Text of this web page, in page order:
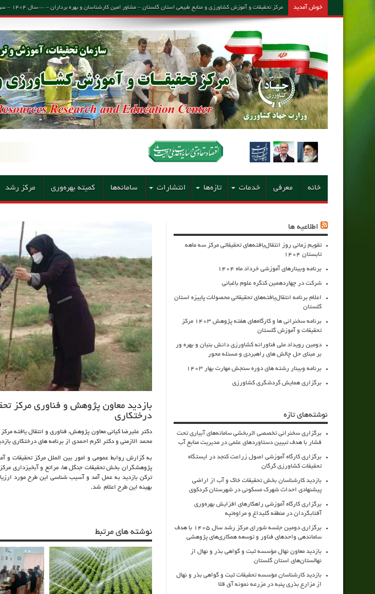
خوش آمدید مرکز تحقیقات و آموزش کشاورزی و منابع طبیعی استان گلستان – مشاور امین کارشناسان و بهره برداران – ***سال ۱۴۰۴ – سرمایه گذاری برای تولید***
خانه معرفی خدمات تازه‌ها انتشارات سامانه‌ها کمیته بهره‌وری مرکز رشد
بازدید معاون پژوهش و فناوری مرکز
درختکاری
دکتر علیرضا کیانی معاون پژوهش، فناوری و انتقال­ یافته
محمد الازمنی و دکتر اکرم احمدی از برنامه های درختکاری
به گزارش روابط عمومی و امور بین الملل مرکز تحقیقات و
پژوهشگران بخش تحقیقات جنگل ها، مراتع و آبخیزداری
ترکن بازدید به عمل آمد و آسیب شناسی این طرح مورد
بهینه این طرح اعلام شد.
نوشته های مرتبط
اطلاعیه ها
تقویم زمانی روز انتقال‌یافته‌های تحقیقاتی مرکز سه ماهه
تابستان 1404
برنامه وبینارهای آموزشی خرداد ماه 1404
شرکت در چهاردهمین کنگره علوم باغبانی
اعلام برنامه انتقال‌یافته‌های تحقیقاتی محصولات پاییزه استان
گلستان
برنامه سخنرانی ها و کارگاه‌های هفته پژوهش 1403 مرکز
تحقیقات و آموزش گلستان
دومین رویداد ملی فناورانه کشاورزی دانش بنیان و بهره ور
بر مبنای حل چالش های راهبردی و مسئله محور
برنامه وبینار رشته های دوره سنجش مهارت بهار 1403
برگزاری همایش گردشگری کشاورزی
نوشته‌های تازه
برگزاری سخنرانی تخصصی اثربخشی سامانه‌های آبیاری تحت
فشار با هدف تبیین دستاوردهای علمی در مدیریت منابع آب
برگزاری کارگاه آموزشی اصول زراعت کنجد در ایستگاه
تحقیقات کشاورزی گرگان
بازدید کارشناسان بخش تحقیقات خاک و آب از اراضی
پیشنهادی احداث شهرک مسکونی در شهرستان کردکوی
برگزاری کارگاه آموزشی راهکارهای افزایش بهره‌وری
آفتابگردان در منطقه گلیداغ و مراوه‌تپه
برگزاری دومین جلسه شورای مرکز رشد سال ۱۴۰۵ با هدف
ساماندهی واحدهای فناور و توسعه همکاری‌های پژوهشی
بازدید معاون نهال مؤسسه ثبت و گواهی بذر و نهال از
نهالستان‌های استان گلستان
بازدید کارشناسان مؤسسه تحقیقات ثبت و گواهی بذر و نهال
از مزارع بذری پنبه در مزرعه نمونه آق قلا